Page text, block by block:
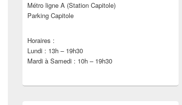
Métro ligne A (Station Capitole)
Parking Capitole
Horaires :
Lundi : 13h – 19h30
Mardi à Samedi : 10h – 19h30